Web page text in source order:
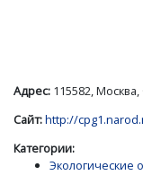
Адрес: 115582,
Сайт:http://
Категории:
Экологические